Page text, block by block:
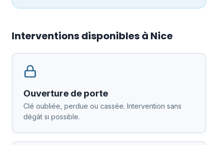
Interventions disponibles à Nice
Ouverture de porte
Clé oubliée, perdue ou cassée. Intervention sans
dégât si possible.